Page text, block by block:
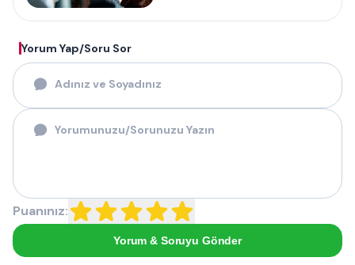
Yorum Yap/Soru Sor
Puanınız:
Yorum & Soruyu Gönder